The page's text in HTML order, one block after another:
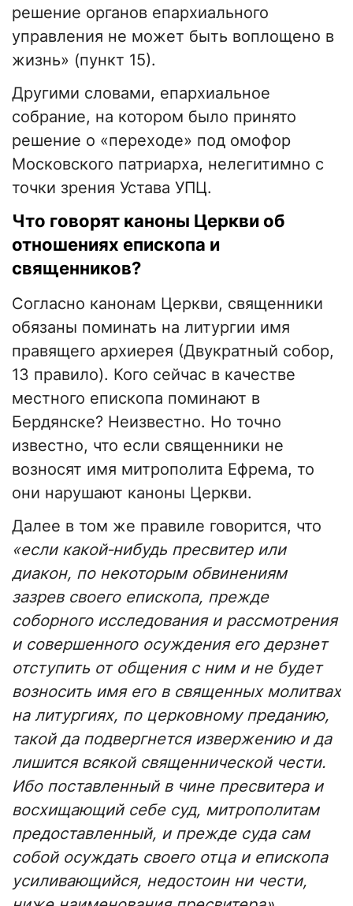
решение органов епархиального
управления не может быть воплощено в
жизнь» (пункт 15).
Другими словами, епархиальное
собрание, на котором было принято
решение о «переходе» под омофор
Московского патриарха, нелегитимно с
точки зрения Устава УПЦ.
Что говорят каноны Церкви об
отношениях епископа и
священников?
Согласно канонам Церкви, священники
обязаны поминать на литургии имя
правящего архиерея (Двукратный собор,
13 правило). Кого сейчас в качестве
местного епископа поминают в
Бердянске? Неизвестно. Но точно
известно, что если священники не
возносят имя митрополита Ефрема, то
они нарушают каноны Церкви.
Далее в том же правиле говорится, что
«если какой‑нибудь пресвитер или
диакон, по некоторым обвинениям
зазрев своего епископа, прежде
соборного исследования и рассмотрения
и совершенного осуждения его дерзнет
отступить от общения с ним и не будет
возносить имя его в священных молитвах
на литургиях, по церковному преданию,
такой да подвергнется извержению и да
лишится всякой священнической чести.
Ибо поставленный в чине пресвитера и
восхищающий себе суд, митрополитам
предоставленный, и прежде суда сам
собой осуждать своего отца и епископа
усиливающийся, недостоин ни чести,